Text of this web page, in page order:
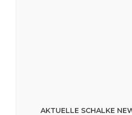
AKTUELLE SCHALKE